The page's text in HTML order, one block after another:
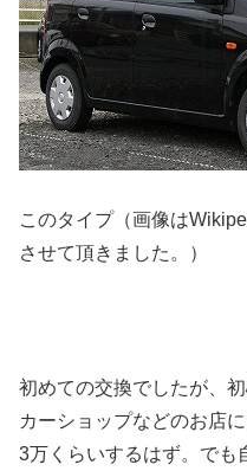
このタイプ（画像は
させて頂きました。）
初めての交換でしたが、
カーショップなどのお店
3万くらいするはず。でも